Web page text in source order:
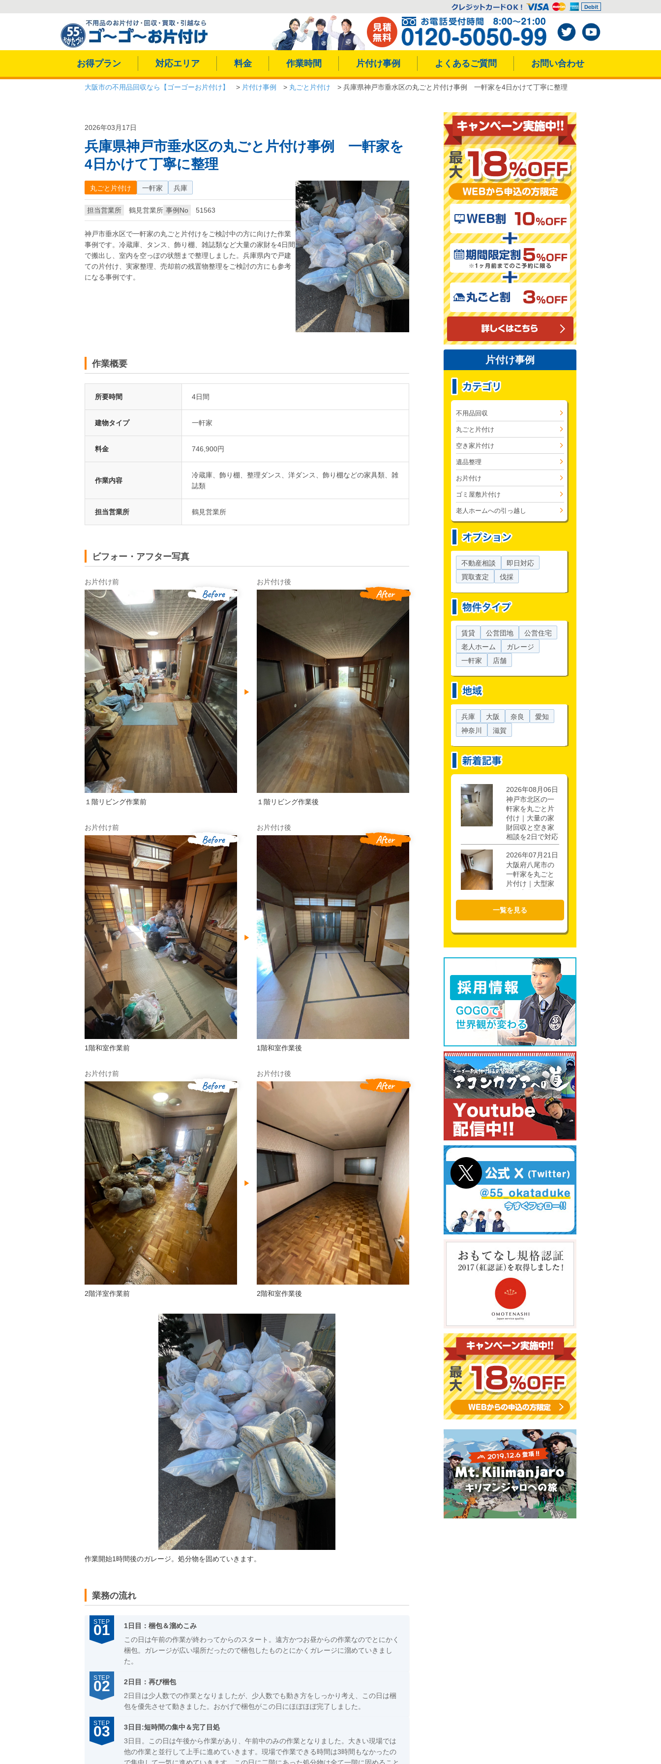
お得プラン 対応エリア 料金 作業時間 片付け事例 よくあるご質問 お問い合わせ
大阪市の不用品回収なら【ゴーゴーお片付け】 > 片付け事例 > 丸ごと片付け > 兵庫県神戸市垂水区の丸ごと片付け事例 一軒家を4日かけて丁寧に整理
2026年03月17日
兵庫県神戸市垂水区の丸ごと片付け事例 一軒家を
4日かけて丁寧に整理
丸ごと片付け 一軒家 兵庫
担当営業所 鶴見営業所 事例No 51563
神戸市垂水区で一軒家の丸ごと片付けをご検討中の方に向けた作業
事例です。冷蔵庫、タンス、飾り棚、雑誌類など大量の家財を4日間
で搬出し、室内を空っぽの状態まで整理しました。兵庫県内で戸建
ての片付け、実家整理、売却前の残置物整理をご検討の方にも参考
になる事例です。
作業概要
所要時間 4日間
建物タイプ 一軒家
料金 746,900円
作業内容
冷蔵庫、飾り棚、整理ダンス、洋ダンス、飾り棚などの家具類、雑
誌類
担当営業所 鶴見営業所
ビフォー・アフター写真
お片付け前
１階リビング作業前
お片付け後
１階リビング作業後
お片付け前
1階和室作業前
お片付け後
1階和室作業後
お片付け前
2階洋室作業前
お片付け後
2階和室作業後
作業開始1時間後のガレージ。処分物を固めていきます。
業務の流れ
1日目：梱包＆溜めこみ
この日は午前の作業が終わってからのスタート。遠方かつお昼からの作業なのでとにかく
梱包。ガレージが広い場所だったので梱包したものとにかくガレージに溜めていきまし
た。
2日目：再び梱包
2日目は少人数での作業となりましたが、少人数でも動き方をしっかり考え、この日は梱
包を優先させて動きました。おかげで梱包がこの日にほぼほぼ完了しました。
3日目:短時間の集中＆完了目処
3日目。この日は午後から作業があり、午前中のみの作業となりました。大きい現場では
他の作業と並行して上手に進めていきます。現場で作業できる時間は3時間もなかったの
片付け事例
不用品回収
丸ごと片付け
空き家片付け
遺品整理
お片付け
ゴミ屋敷片付け
老人ホームへの引っ越し
不動産相談
即日対応
買取査定
伐採
賃貸 公営団地
公営住宅
老人ホーム
ガレージ
一軒家
店舗
兵庫 大阪 奈良
愛知
神奈川
滋賀
2026年08月06日
神戸市北区の一
軒家を丸ごと片
付け｜大量の家
財回収と空き家
相談を2日で対応
2026年07月21日
大阪府八尾市の
一軒家を丸ごと
片付け｜大型家
で回収
2026年07月17日
軒家3階・ロフト
の片付けを1時間
半で対応
2026年07月17日
大阪市住吉区安
孫子の一軒家で
不用品回収｜冷
蔵庫・ベッド・
家具・家電を2時
間で丁寧に搬出
2026年07月14日
奈良県奈良市の
一軒家で大型家
具の不用品回収
｜2階からの搬出
を1時間半で対応
一覧を見る